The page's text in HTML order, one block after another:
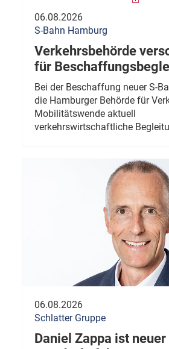
06.08.2026
S-Bahn Hamburg
Verkehrsbehörde
für
Bei der Beschaffung neuer S-
die Hamburger Behörde für
Mobilitätswende aktuell
verkehrswirtschaftliche
06.08.2026
Schlatter Gruppe
Daniel Zappa ist neuer